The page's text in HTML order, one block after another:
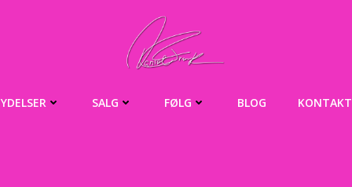
YDELSER SALG FØLG BLOG KONTAKT